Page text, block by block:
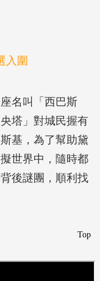
入圍
名叫「西巴斯
塔」對城民握有
基，為了幫助黛
世界中，隨時都
後謎團，順利找
Top